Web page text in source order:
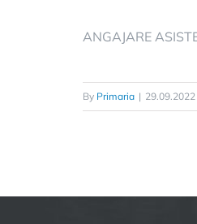
ANGAJARE
By Primaria | 29.09.2022